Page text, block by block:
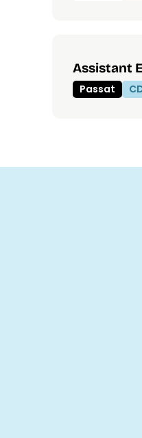
Assistant
Passat